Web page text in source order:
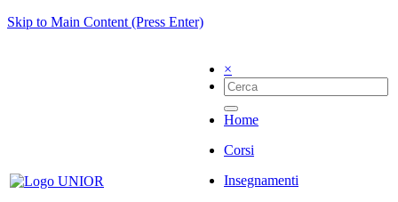
Skip to Main Content (Press Enter)
×
Home
Corsi
Insegnamenti